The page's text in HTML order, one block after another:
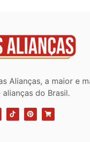
Alianças, a maior e
do Brasil.